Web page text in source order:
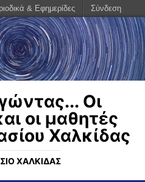
Οι
οι μαθητές
Χαλκίδας
ΧΑΛΚΙΔΑΣ
& Εφημερίδες Σύνδεση